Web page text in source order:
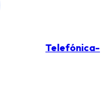
Telefónica-